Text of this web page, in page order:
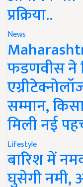
प्रक्रिया..
News
फडणवीस ने
सम्मान,
मिली नई
Lifestyle
बारिश में
घुसेगी नमी,